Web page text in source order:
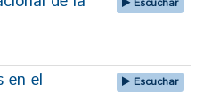
Escuchar
en el Escuchar